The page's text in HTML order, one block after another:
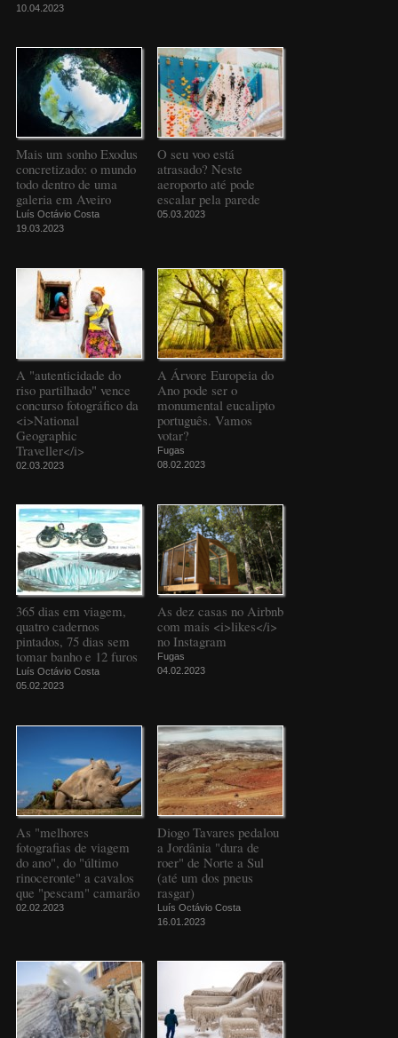
10.04.2023
Mais um sonho Exodus
concretizado: o mundo
todo dentro de uma
galeria em Aveiro
Luís Octávio Costa
19.03.2023
O seu voo está
atrasado? Neste
aeroporto até pode
escalar pela parede
05.03.2023
A "autenticidade do
riso partilhado" vence
concurso fotográfico da
<i>National
Geographic
Traveller</i>
02.03.2023
A Árvore Europeia do
Ano pode ser o
monumental eucalipto
português. Vamos
votar?
Fugas
08.02.2023
365 dias em viagem,
quatro cadernos
pintados, 75 dias sem
tomar banho e 12 furos
Luís Octávio Costa
05.02.2023
As dez casas no Airbnb
com mais <i>likes</i>
no Instagram
Fugas
04.02.2023
As "melhores
fotografias de viagem
do ano", do "último
rinoceronte" a cavalos
que "pescam" camarão
02.02.2023
Diogo Tavares pedalou
a Jordânia "dura de
roer" de Norte a Sul
(até um dos pneus
rasgar)
Luís Octávio Costa
16.01.2023